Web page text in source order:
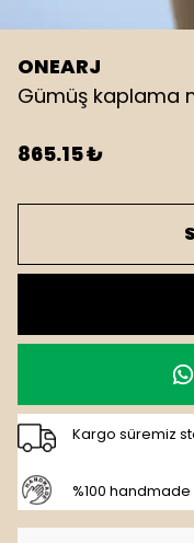
ONEARJ
Gümüş kaplama
865.15 ₺
Kargo süremiz
%100